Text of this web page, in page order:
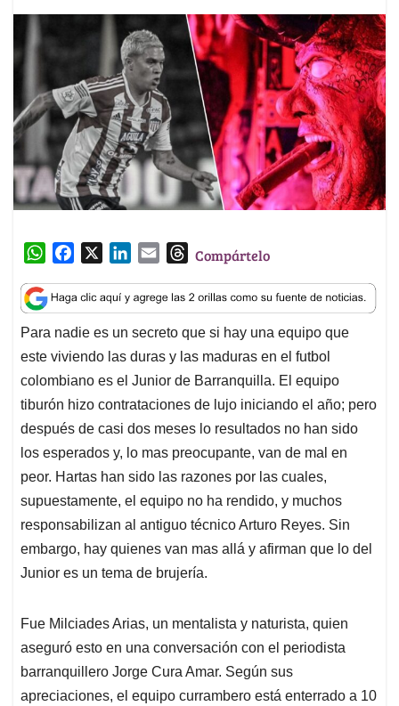
W
a
t
s
A
p
p
c
e
b
o
o
k
n
k
e
d
I
n
a
i
l
T
r
e
a
d
s
Compártelo
Para nadie es un secreto que si hay una equipo que
este viviendo las duras y las maduras en el futbol
colombiano es el Junior de Barranquilla. El equipo
tiburón hizo contrataciones de lujo iniciando el año; pero
después de casi dos meses lo resultados no han sido
los esperados y, lo mas preocupante, van de mal en
peor. Hartas han sido las razones por las cuales,
supuestamente, el equipo no ha rendido, y muchos
responsabilizan al antiguo técnico Arturo Reyes. Sin
embargo, hay quienes van mas allá y afirman que lo del
Junior es un tema de brujería.
Fue Milciades Arias, un mentalista y naturista, quien
aseguró esto en una conversación con el periodista
barranquillero Jorge Cura Amar. Según sus
apreciaciones, el equipo currambero está enterrado a 10